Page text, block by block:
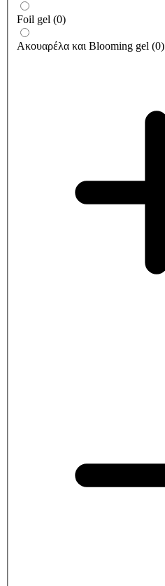
Foil gel (0)
Ακουαρέλα και Blooming gel (0)